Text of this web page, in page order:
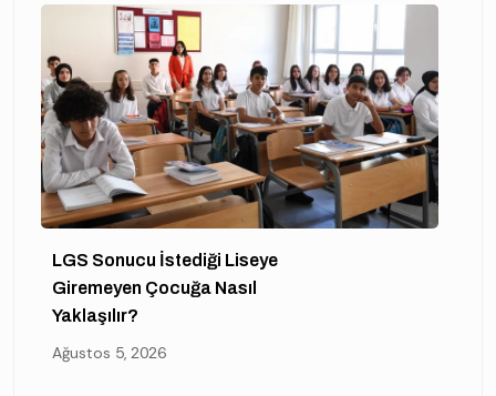
LGS Sonucu İstediği Liseye
Giremeyen Çocuğa Nasıl
Yaklaşılır?
Ağustos 5, 2026